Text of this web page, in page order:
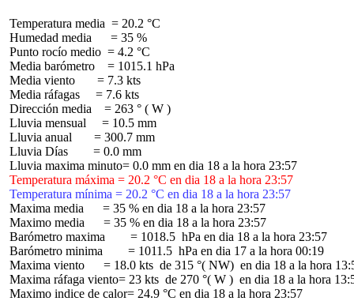
Temperatura media  = 20.2 °C
Humedad media      = 35 %
Punto rocío medio  = 4.2 °C
Media barómetro    = 1015.1 hPa
Media viento       = 7.3 kts
Media ráfagas     = 7.6 kts
Dirección media    = 263 ° ( W )
Lluvia mensual     = 10.5 mm
Lluvia anual       = 300.7 mm
Lluvia Días        = 0.0 mm
Temperatura máxima = 20.2 °C en dia 18 a la hora 23:57
Temperatura mínima = 20.2 °C en dia 18 a la hora 23:57
Maxima media      = 35 % en dia 18 a la hora 23:57
Maximo media      = 35 % en dia 18 a la hora 23:57
Barómetro maxima        = 1018.5  hPa en dia 18 a la hora 23:57
Barómetro minima        = 1011.5  hPa en dia 17 a la hora 00:19
Maxima viento      = 18.0 kts  de 315 °( NW)  en dia 18 a la hora
Maxima ráfaga viento= 23 kts  de 270 °( W )  en dia 18 a la hora
Maximo indice de calor= 24.9 °C en dia 18 a la hora 23:57